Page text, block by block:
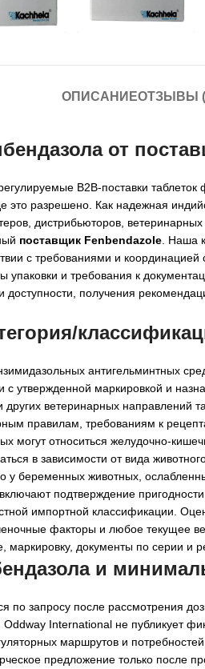
ОПИСАНИЕОТЗЫВЫ
от
B2B-поставки
это разрешено. Как надежная
дистрибьюторов,
поставщик Fenbendazole . Наша
с требованиями и
упаковки и требования к
доступности, получения
антигельминтных
с утвержденной маркировкой и
других ветеринарных направлений
правилам, требованиям к
могут относиться желудочно-
в зависимости от вида
у беременных животных,
подтверждение
импортной классификации.
факторы и любое текущее
документы по серии и
и
по запросу после рассмотрения
International не публикует
маршрутов и
предложение только после